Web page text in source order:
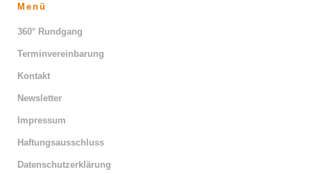
Menü
360° Rundgang
Terminvereinbarung
Kontakt
Newsletter
Impressum
Haftungsausschluss
Datenschutzerklärung